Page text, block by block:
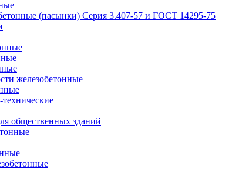
(пасынки) Серия 3.407-57 и ГОСТ 14295-75
железобетонные
общественных зданий